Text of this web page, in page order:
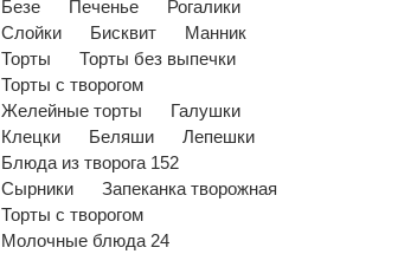
Безе
Печенье
Рогалики
Слойки
Бисквит
Манник
Торты
Торты без выпечки
Торты с творогом
Желейные торты
Галушки
Клецки
Беляши
Лепешки
Блюда из творога 152
Сырники
Запеканка творожная
Торты с творогом
Молочные блюда 24